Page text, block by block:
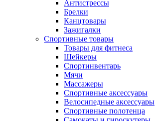
Антистрессы
Брелки
Канцтовары
Зажигалки
Спортивные товары
Товары для фитнеса
Шейкеры
Спортинвентарь
Мячи
Массажеры
Спортивные аксессуары
Велосипедные аксессуары
Спортивные полотенца